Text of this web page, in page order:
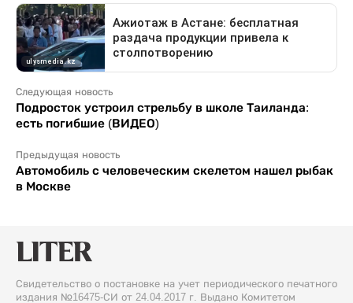
Следующая новость
Подросток устроил стрельбу в школе Таиланда:
есть погибшие (ВИДЕО)
Предыдущая новость
Автомобиль с человеческим скелетом нашел рыбак
в Москве
Свидетельство о постановке на учет периодического печатного
издания №16475-СИ от 24.04.2017 г. Выдано Комитетом